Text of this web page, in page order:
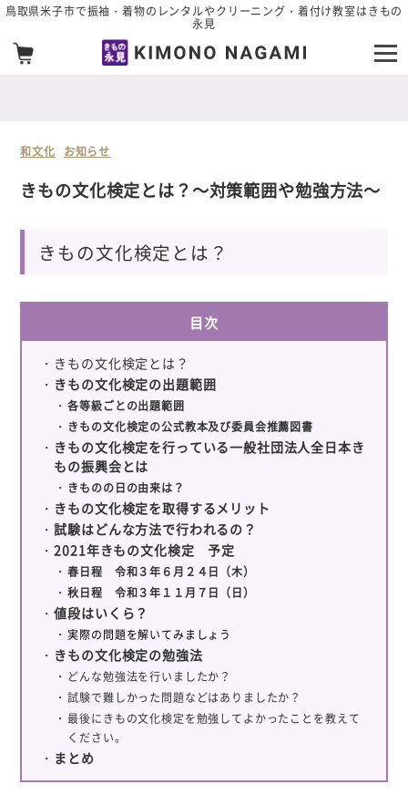
メインコンテンツへスキップ
鳥取県米子市で振袖・着物のレンタルやクリーニング・着付け教室はきもの
永見
和文化 お知らせ
きもの文化検定とは？～対策範囲や勉強方法～
きもの文化検定とは？
目次
きもの文化検定とは？
きもの文化検定の出題範囲
各等級ごとの出題範囲
きもの文化検定の公式教本及び委員会推薦図書
きもの文化検定を行っている一般社団法人全日本き
もの振興会とは
きものの日の由来は？
きもの文化検定を取得するメリット
試験はどんな方法で行われるの？
2021年きもの文化検定 予定
春日程 令和３年６月２４日（木）
秋日程 令和３年１１月７日（日）
値段はいくら？
実際の問題を解いてみましょう
きもの文化検定の勉強法
どんな勉強法を行いましたか？
試験で難しかった問題などはありましたか？
最後にきもの文化検定を勉強してよかったことを教えて
ください。
まとめ